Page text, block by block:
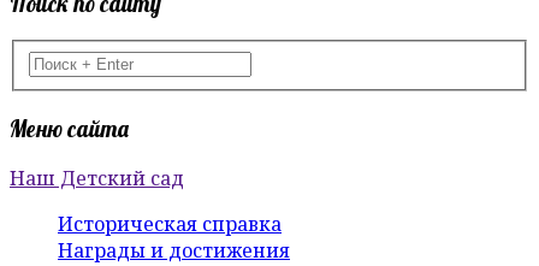
Меню сайта
Наш Детский сад
Историческая справка
Награды и достижения